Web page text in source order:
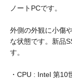
ノートPCです。
外側の外観に小傷
な状態です。新品
す。
・CPU : Intel 第